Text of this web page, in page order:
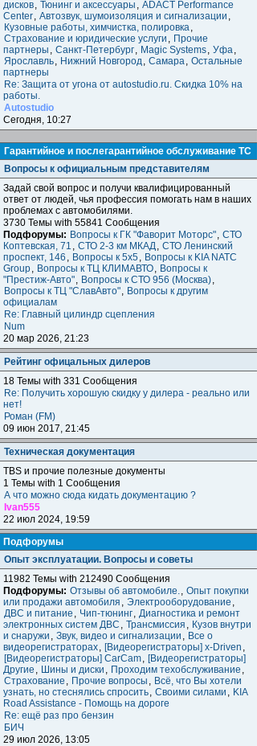
дисков, Тюнинг и аксессуары , ADACT Performance
Center, Автозвук, шумоизоляция и сигнализации ,
Кузовные работы, химчистка, полировка,
Страхование и юридические услуги , Прочие
партнеры , Санкт-Петербург, Magic Systems, Уфа,
Ярославль, Нижний Новгород, Самара, Остальные
партнеры
Re: Защита от угона от autostudio.ru. Скидка 10% на
работы.
Autostudio
Сегодня, 10:27
Гарантийное и послегарантийное обслуживание ТС
Вопросы к официальным представителям
Задай свой вопрос и получи квалифицированный
ответ от людей, чья профессия помогать нам в наших
проблемах с автомобилями.
3730 Темы with 55841 Сообщения
Подфорумы: Вопросы к ГК "Фаворит Моторс", СТО
Коптевская, 71 , СТО 2-3 км МКАД, СТО Ленинский
проспект, 146 , Вопросы к 5x5, Вопросы к KIA NATC
Group, Вопросы к ТЦ КЛИМАВТО, Вопросы к
"Престиж-Авто", Вопросы к СТО 956 (Москва),
Вопросы к ТЦ "СлавАвто", Вопросы к другим
официалам
Re: Главный цилиндр сцепления
Num
20 мар 2026, 21:23
Рейтинг офицальных дилеров
18 Темы with 331 Сообщения
Re: Получить хорошую скидку у дилера - реально или
нет!
Роман (FM)
09 июн 2017, 21:45
Техническая документация
TBS и прочие полезные документы
1 Темы with 1 Сообщения
А что можно сюда кидать документацию ?
Ivan555
22 июл 2024, 19:59
Подфорумы
Опыт эксплуатации. Вопросы и советы
11982 Темы with 212490 Сообщения
Подфорумы: Отзывы об автомобиле., Опыт покупки
или продажи автомобиля , Электрооборудование ,
ДВС и питание , Чип-тюнинг, Диагностика и ремонт
электронных систем ДВС , Трансмиссия , Кузов внутри
и снаружи , Звук, видео и сигнализации , Все о
видеорегистраторах, [Видеорегистраторы] x-Driven ,
[Видеорегистраторы] CarCam, [Видеорегистраторы]
Другие , Шины и диски , Проходим техобслуживание ,
Страхование , Прочие вопросы , Всё, что Вы хотели
узнать, но стеснялись спросить, Своими силами , KIA
Road Assistance - Помощь на дороге
Re: ещё раз про бензин
БИЧ
29 июл 2026, 13:05